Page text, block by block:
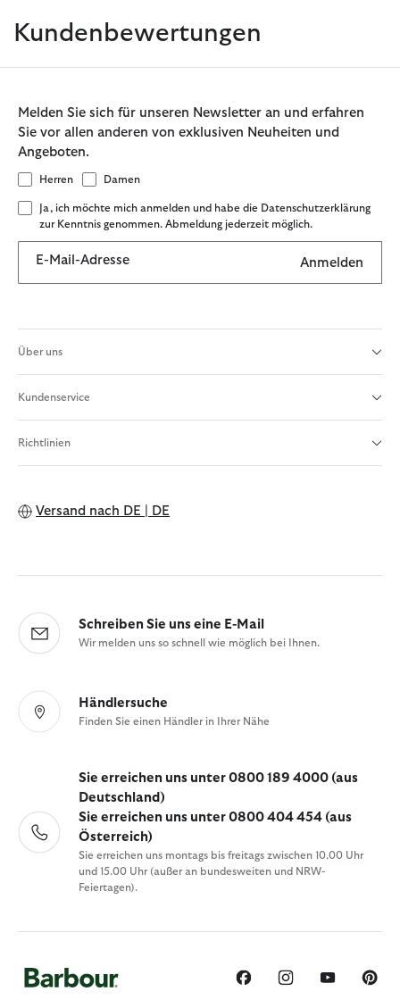
Kundenbewertungen
Melden Sie sich für unseren Newsletter an und erfahren
Sie vor allen anderen von exklusiven Neuheiten und
Angeboten.
Herren Damen
Ja, ich möchte mich anmelden und habe die Datenschutzerklärung
zur Kenntnis genommen. Abmeldung jederzeit möglich.
E-Mail-Adresse Anmelden
Über uns
Kundenservice
Richtlinien
Versand nach DE | DE
Schreiben Sie uns eine E-Mail
Wir melden uns so schnell wie möglich bei Ihnen.
Händlersuche
Finden Sie einen Händler in Ihrer Nähe
Sie erreichen uns unter 0800 189 4000 (aus
Deutschland)
Sie erreichen uns unter 0800 404 454 (aus
Österreich)
Sie erreichen uns montags bis freitags zwischen 10.00 Uhr
und 15.00 Uhr (außer an bundesweiten und NRW-
Feiertagen).